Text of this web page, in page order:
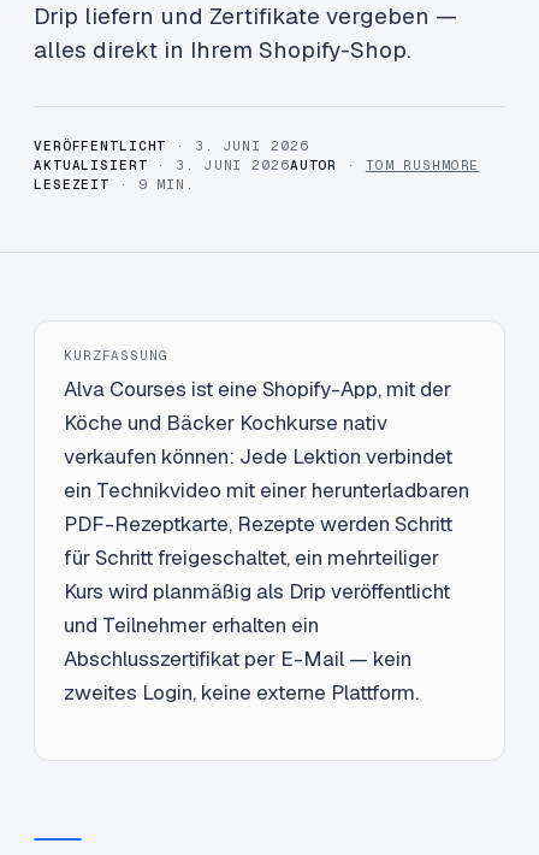
Drip liefern und Zertifikate vergeben —
alles direkt in Ihrem Shopify-Shop.
VERÖFFENTLICHT · 3. JUNI 2026
AKTUALISIERT · 3. JUNI 2026AUTOR · TOM RUSHMORE
LESEZEIT · 9 MIN.
KURZFASSUNG
Alva Courses ist eine Shopify-App, mit der
Köche und Bäcker Kochkurse nativ
verkaufen können: Jede Lektion verbindet
ein Technikvideo mit einer herunterladbaren
PDF-Rezeptkarte, Rezepte werden Schritt
für Schritt freigeschaltet, ein mehrteiliger
Kurs wird planmäßig als Drip veröffentlicht
und Teilnehmer erhalten ein
Abschlusszertifikat per E-Mail — kein
zweites Login, keine externe Plattform.